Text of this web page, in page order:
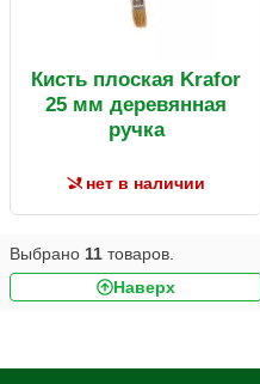
Кисть плоская Krafor
25 мм деревянная
ручка
нет в наличии
Выбрано 11 товаров.
Наверх